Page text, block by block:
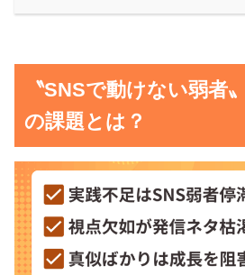
〝SNSで動けない弱者
の課題とは？